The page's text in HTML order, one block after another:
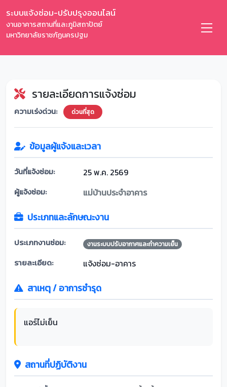
ระบบแจ้งซ่อม-ปรับปรุงออนไลน์
งานอาคารสถานที่และภูมิสถาปัตย์
มหาวิทยาลัยราชภัฏนครปฐม
รายละเอียดการแจ้งซ่อม
ความเร่งด่วน: ด่วนที่สุด
ข้อมูลผู้แจ้งและเวลา
วันที่แจ้งซ่อม: 25 พ.ค. 2569
ผู้แจ้งซ่อม: แม่บ้านประจำอาคาร
ประเภทและลักษณะงาน
ประเภทงานซ่อม: งานระบบปรับอากาศและทำความเย็น
รายละเอียด: แจ้งซ่อม-อาคาร
สาเหตุ / อาการชำรุด
แอร์ไม่เย็น
สถานที่ปฏิบัติงาน